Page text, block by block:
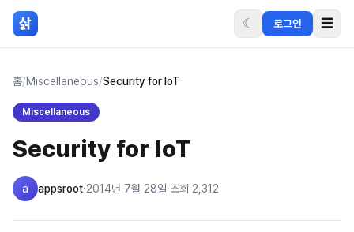
본문 바로가기
삵 ☾ 로그인 ☰
홈/Miscellaneous/Security for IoT
Miscellaneous
Security for IoT
a appsroot·2014년 7월 28일·조회 2,312